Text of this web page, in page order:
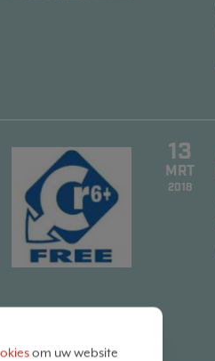
13
MRT
2018
om uw website